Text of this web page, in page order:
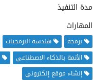
مدة التنفيذ
المهارات
برمجة هندسة البرمجيات
الأتمة بالذكاء الاصطناعي
إنشاء موقع إلكتروني